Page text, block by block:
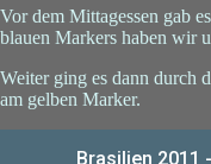
Vor dem Mittagessen gab
blauen Markers haben wir
Weiter ging es dann durch
am gelben Marker.